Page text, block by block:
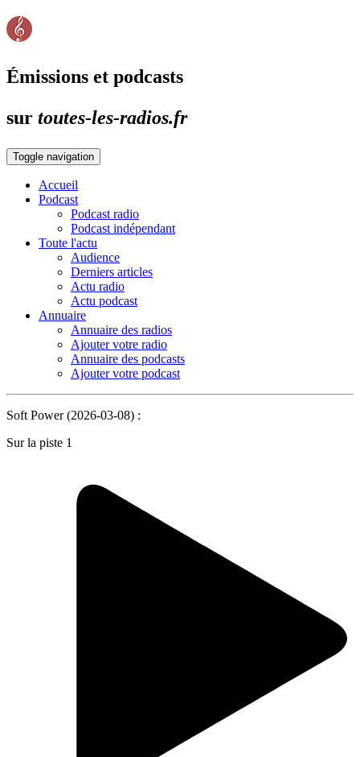
Émissions et podcasts
sur toutes-les-radios.fr
Toggle navigation
Accueil
Podcast
Podcast radio
Podcast indépendant
Toute l'actu
Audience
Derniers articles
Actu radio
Actu podcast
Annuaire
Annuaire des radios
Ajouter votre radio
Annuaire des podcasts
Ajouter votre podcast
Soft Power (2026-03-08) :
Sur la piste 1